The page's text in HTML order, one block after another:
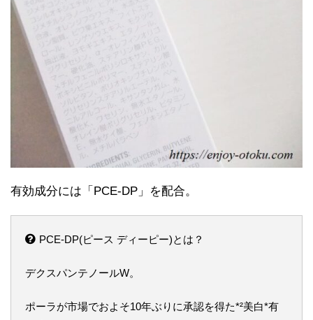
有効成分には「PCE-DP」を配合。
PCE-DP(ピース ディーピー)とは？
デクスパンテノールW。
ポーラが市場でおよそ10年ぶりに承認を得た*²美白*有